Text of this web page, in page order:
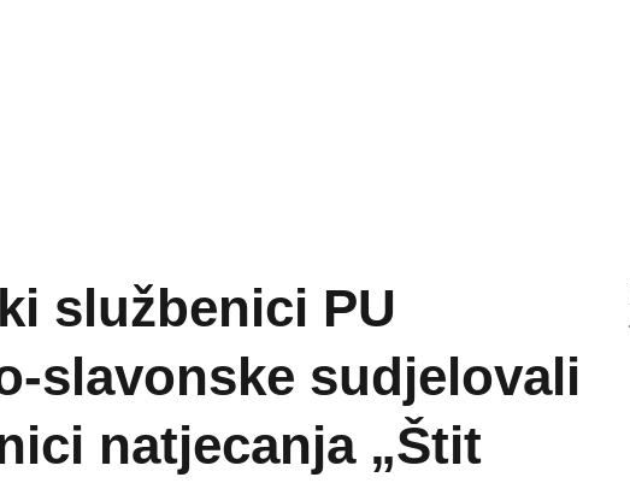
službenici PU
slavonske sudjelovali
natjecanja „Štit